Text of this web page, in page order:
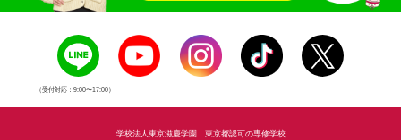
（受付対応：9:00〜17:00）
学校法人東京滋慶学園 東京都認可の専修学校